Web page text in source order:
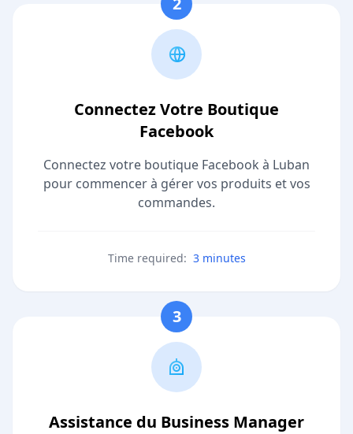
Connectez Votre Boutique
Facebook
Connectez votre boutique Facebook à Luban
pour commencer à gérer vos produits et vos
commandes.
Time required: 3 minutes
3
Assistance du Business Manager